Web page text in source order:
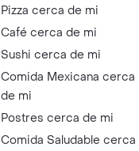
Pizza cerca de mi
Café cerca de mi
Sushi cerca de mi
Comida Mexicana cerca
de mi
Postres cerca de mi
Comida Saludable cerca